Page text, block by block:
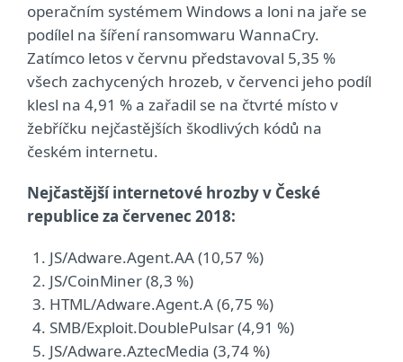
operačním systémem Windows a loni na jaře se
podílel na šíření ransomwaru WannaCry.
Zatímco letos v červnu představoval 5,35 %
všech zachycených hrozeb, v červenci jeho podíl
klesl na 4,91 % a zařadil se na čtvrté místo v
žebříčku nejčastějších škodlivých kódů na
českém internetu.
Nejčastější internetové hrozby v České
republice za červenec 2018:
JS/Adware.Agent.AA (10,57 %)
JS/CoinMiner (8,3 %)
HTML/Adware.Agent.A (6,75 %)
SMB/Exploit.DoublePulsar (4,91 %)
JS/Adware.AztecMedia (3,74 %)